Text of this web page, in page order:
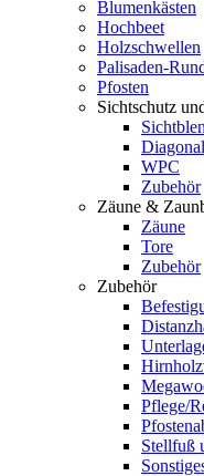
Blumenkästen
Hochbeet
Holzschwellen
Palisaden-
Pfosten
Sichtschutz
WPC
Zubehör
Zäune &
Zäune
Tore
Zubehör
Zubehör
Pflege/
Stellfuß